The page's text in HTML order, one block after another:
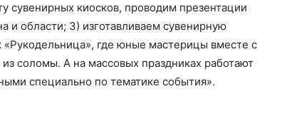
сувенирных киосков, проводим презентации
и области; 3) изготавливаем сувенирную
где юные мастерицы вместе с
соломы. А на массовых праздниках работают
специально по тематике события».